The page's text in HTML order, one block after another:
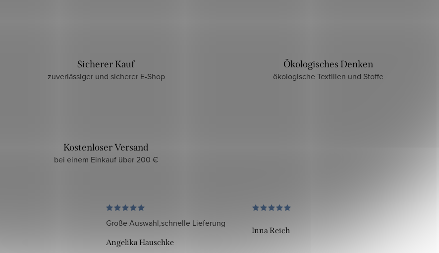
Sicherer Kauf
zuverlässiger und sicherer E-Shop
Ökologisches Denken
ökologische Textilien und Stoffe
Kostenloser Versand
bei einem Einkauf über 200 €
Große Auswahl,schnelle Lieferung
Angelika Hauschke
Inna Reich